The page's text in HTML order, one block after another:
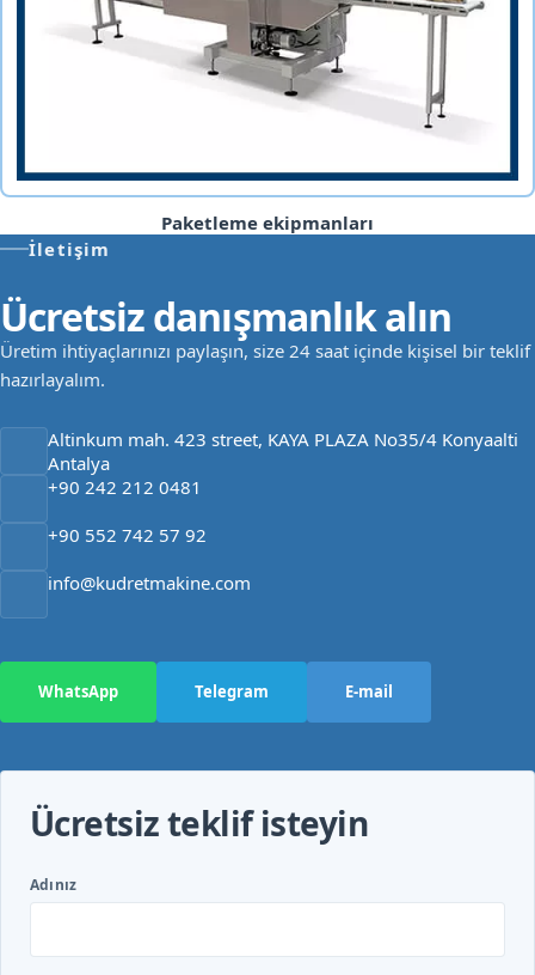
Paketleme ekipmanları
İletişim
Ücretsiz danışmanlık alın
Üretim ihtiyaçlarınızı paylaşın, size 24 saat içinde kişisel bir teklif
hazırlayalım.
Altinkum mah. 423 street, KAYA PLAZA No35/4 Konyaalti
Antalya
+90 242 212 0481
+90 552 742 57 92
info@kudretmakine.com
WhatsApp Telegram E-mail
Ücretsiz teklif isteyin
Adınız